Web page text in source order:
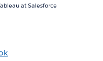
at Salesforce